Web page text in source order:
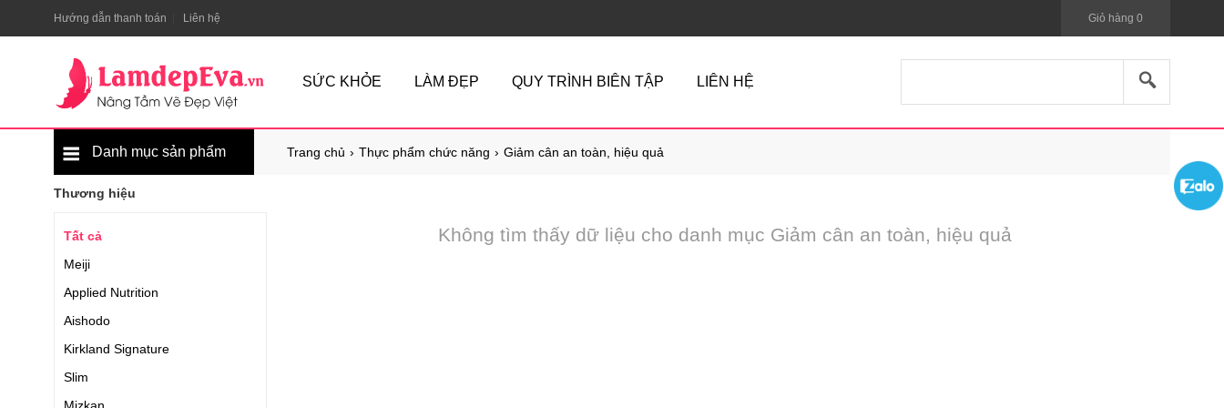
Hướng dẫn thanh toán Liên hệ Giỏ hàng 0
SỨC KHỎE LÀM ĐẸP QUY TRÌNH BIÊN TẬP LIÊN HỆ
Trang chủ Thực phẩm chức năng Giảm cân an toàn, hiệu quả
Danh mục sản phẩm
Thương hiệu
Tất cả
Meiji
Applied Nutrition
Aishodo
Kirkland Signature
Slim
Không tìm thấy dữ liệu cho danh mục Giảm cân an toàn, hiệu quả